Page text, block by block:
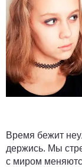
Время бежит
держись. Мы
с миром